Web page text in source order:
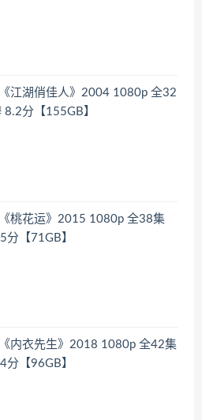
江湖俏佳人》2004 1080p 全32
8.2分【155GB】
桃花运》2015 1080p 全38集
分【71GB】
内衣先生》2018 1080p 全42集
分【96GB】